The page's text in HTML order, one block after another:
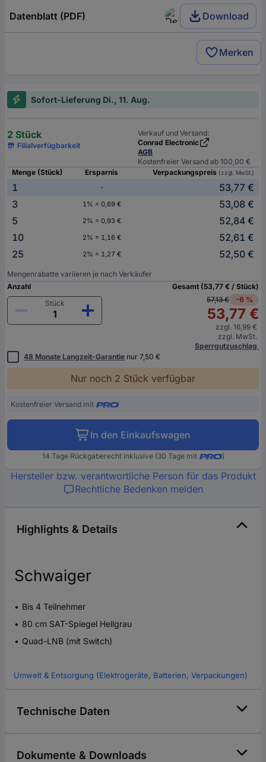
Datenblatt (PDF) Download
Merken
Sofort-Lieferung Di., 11. Aug.
2 Stück
Filialverfügbarkeit
Verkauf und Versand:
Conrad Electronic
AGB
Kostenfreier Versand ab 100,00 €
Menge (Stück)
Ersparnis Verpackungspreis (zzgl. MwSt.)
1 -
53,77 €
3
1% = 0,69 €
53,08 €
5
2% = 0,93 €
52,84 €
10
2% = 1,16 €
52,61 €
25
2% = 1,27 € 52,50 €
Mengenrabatte variieren je nach Verkäufer
Anzahl
Stück
Gesamt (53,77 € / Stück)
57,13 €
-6 %
53,77 €
zzgl. 16,99 €
zzgl. MwSt.
Sperrgutzuschlag
48 Monate Langzeit-Garantie nur 7,50 €
Nur noch 2 Stück verfügbar
Kostenfreier Versand mit
In den Einkaufswagen
14 Tage Rückgaberecht inklusive (30 Tage mit )
Hersteller bzw. verantwortliche Person für das Produkt
Rechtliche Bedenken melden
Highlights & Details
Schwaiger
Bis 4 Teilnehmer
80 cm SAT-Spiegel Hellgrau
Quad-LNB (mit Switch)
Umwelt & Entsorgung (Elektrogeräte, Batterien, Verpackungen)
Technische Daten
Dokumente & Downloads